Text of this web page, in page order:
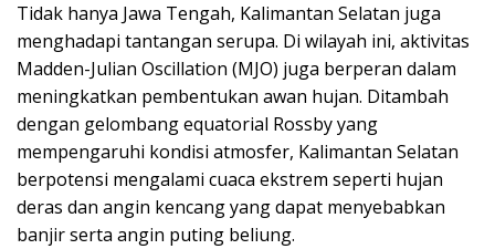
Tidak hanya Jawa Tengah, Kalimantan Selatan juga
menghadapi tantangan serupa. Di wilayah ini, aktivitas
Madden-Julian Oscillation (MJO) juga berperan dalam
meningkatkan pembentukan awan hujan. Ditambah
dengan gelombang equatorial Rossby yang
mempengaruhi kondisi atmosfer, Kalimantan Selatan
berpotensi mengalami cuaca ekstrem seperti hujan
deras dan angin kencang yang dapat menyebabkan
banjir serta angin puting beliung.